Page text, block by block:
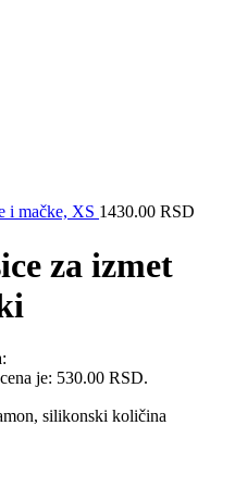
i mačke, XS 1430.00 RSD
za izmet
je: 530.00 RSD.
silikonski količina